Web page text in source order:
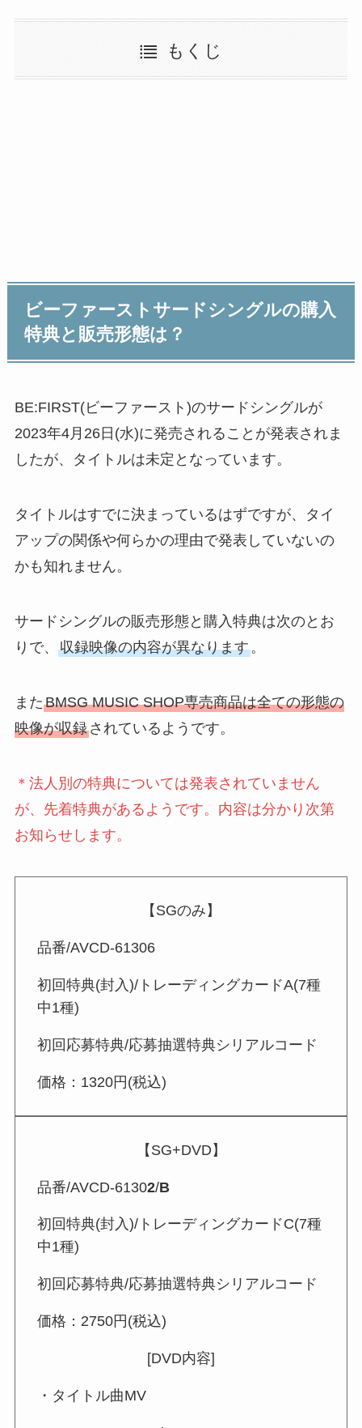
もくじ
ビーファーストサードシングルの購入
特典と販売形態は？
BE:FIRST(ビーファースト)のサードシングルが
2023年4月26日(水)に発売されることが発表されま
したが、タイトルは未定となっています。
タイトルはすでに決まっているはずですが、タイ
アップの関係や何らかの理由で発表していないの
かも知れません。
サードシングルの販売形態と購入特典は次のとお
りで、 収録映像の内容が異なります。
またBMSG MUSIC SHOP専売商品は全ての形態の
映像が収録されているようです。
＊法人別の特典については発表されていません
が、先着特典があるようです。内容は分かり次第
お知らせします。
【SGのみ】
品番/AVCD-61306
初回特典(封入)/トレーディングカードA(7種
中1種)
初回応募特典/応募抽選特典シリアルコード
価格：1320円(税込)
【SG+DVD】
品番/AVCD-61302/B
初回特典(封入)/トレーディングカードC(7種
中1種)
初回応募特典/応募抽選特典シリアルコード
価格：2750円(税込)
[DVD内容]
・タイトル曲MV